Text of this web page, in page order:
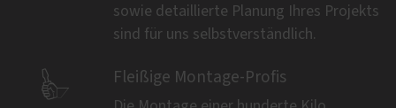
sowie detaillierte Planung Ihres Projekts
sind für uns selbstverständlich.
 Fleißige Montage-Profis